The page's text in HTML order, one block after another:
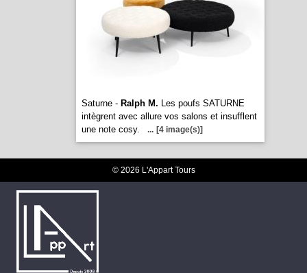
Saturne - Ralph M. Les poufs SATURNE
intègrent avec allure vos salons et insufflent
une note cosy.
... [4 image(s)]
© 2026 L'Appart Tours